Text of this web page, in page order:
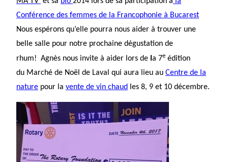
Conférence des femmes de la Francophonie à Bucarest
Nous espérons qu’elle pourra nous aider à trouver une
belle salle pour notre prochaine dégustation de
rhum! Agnès nous invite à aider lors de a 7e édition
du Marché de Noël de Laval qui aura lieu au Centre de la
nature pour la vente de vin chaud les 8, 9 et 10 décembre.